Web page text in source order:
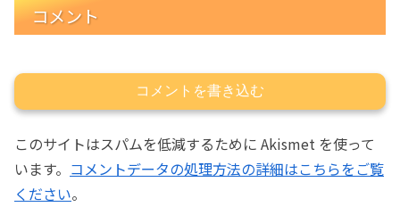
コメント
コメントを書き込む
このサイトはスパムを低減するために Akismet を使って
います。 コメントデータの処理方法の詳細はこちらをご覧
ください。